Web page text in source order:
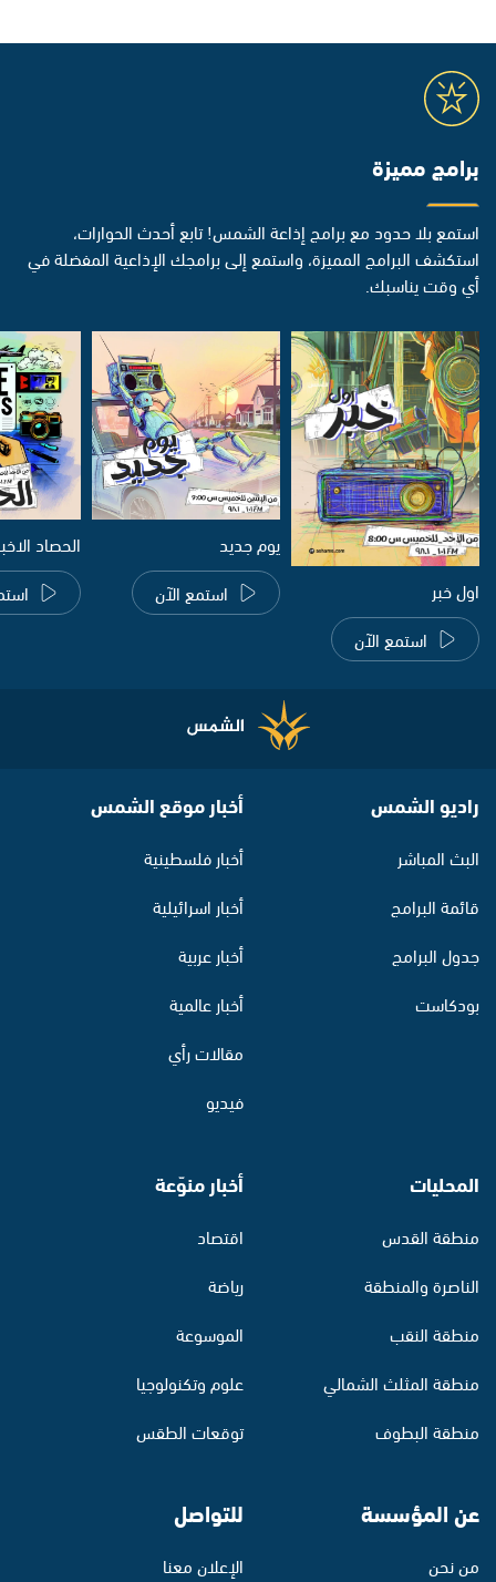
برامج مميزة
استمع بلا حدود مع برامج إذاعة الشمس! تابع أحدث الحوارات،
استكشف البرامج المميزة، واستمع إلى برامجك الإذاعية المفضلة في
أي وقت يناسبك.
اول خبر
استمع الآن
يوم جديد
استمع الآن
الحصاد
راديو الشمس
البث المباشر
قائمة البرامج
جدول البرامج
بودكاست
أخبار موقع الشمس
أخبار فلسطينية
أخبار اسرائيلية
أخبار عربية
أخبار عالمية
مقالات رأي
فيديو
المحليات
منطقة القدس
الناصرة والمنطقة
منطقة النقب
منطقة المثلث الشمالي
منطقة البطوف
أخبار منوّعة
اقتصاد
رياضة
الموسوعة
علوم وتكنولوجيا
توقعات الطقس
عن المؤسسة
من نحن
للتواصل
الإعلان معنا